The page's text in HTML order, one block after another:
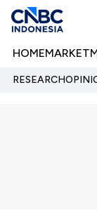
HOMEMARKET
RESEARCH